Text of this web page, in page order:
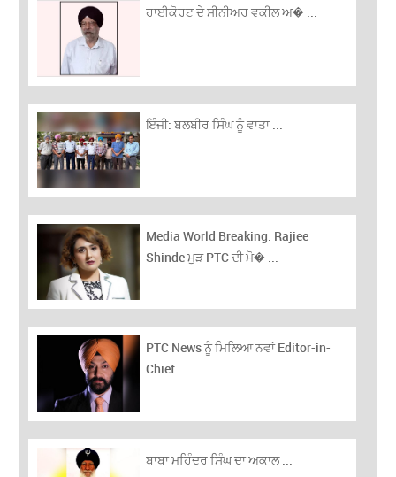
ਹਾਈਕੋਰਟ ਦੇ ਸੀਨੀਅਰ ਵਕੀਲ ਅ� ...
ਇੰਜੀ: ਬਲਬੀਰ ਸਿੰਘ ਨੂੰ ਵਾਤਾ ...
Media World Breaking: Rajiee
Shinde ਮੁੜ PTC ਦੀ ਮੋ� ...
PTC News ਨੂੰ ਮਿਲਿਆ ਨਵਾਂ Editor-in-
Chief
ਬਾਬਾ ਮਹਿੰਦਰ ਸਿੰਘ ਦਾ ਅਕਾਲ ...